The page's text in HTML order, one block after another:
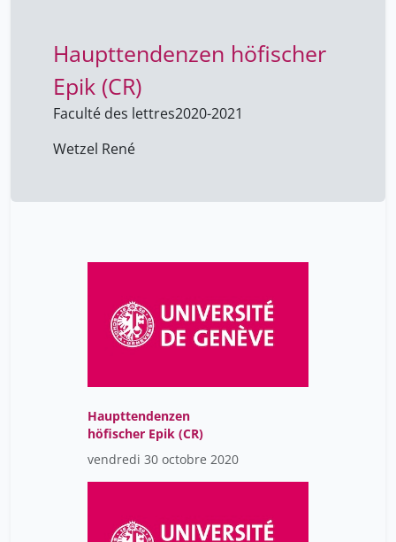
Haupttendenzen höfischer
Epik (CR)
Faculté des lettres2020-2021
Wetzel René
Haupttendenzen
höfischer Epik (CR)
vendredi 30 octobre 2020